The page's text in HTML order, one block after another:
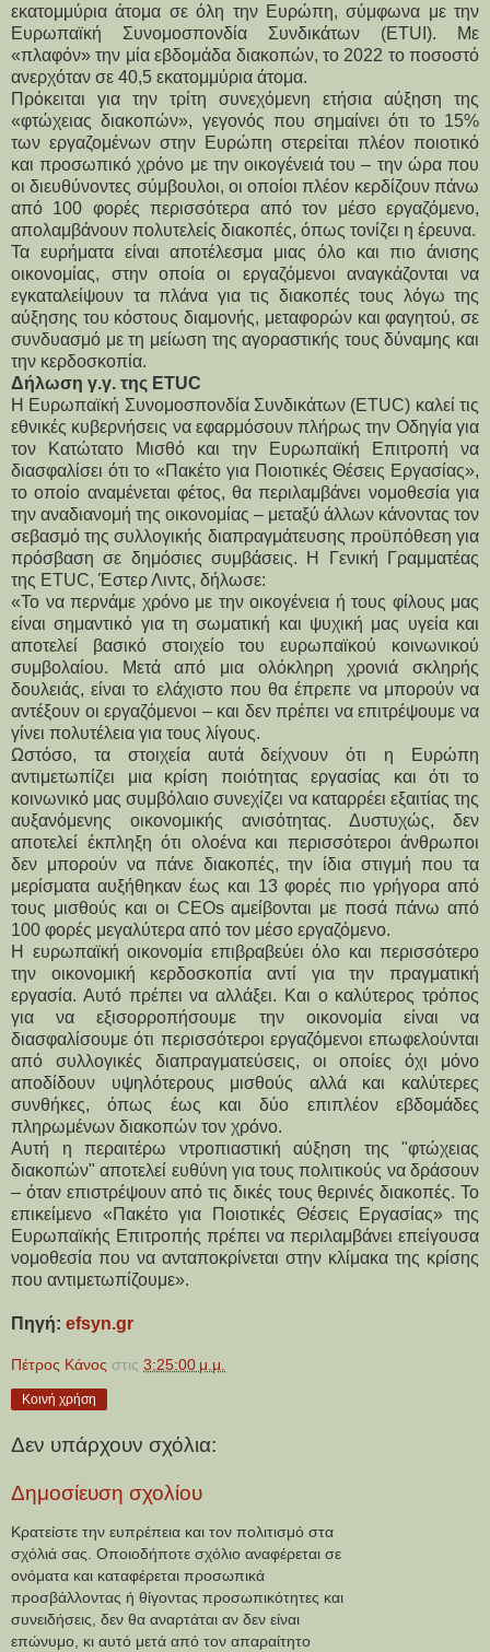
εκατομμύρια άτομα σε όλη την Ευρώπη, σύμφωνα με την
Ευρωπαϊκή Συνομοσπονδία Συνδικάτων (ETUI). Με
«πλαφόν» την μία εβδομάδα διακοπών, το 2022 το ποσοστό
ανερχόταν σε 40,5 εκατομμύρια άτομα.
Πρόκειται για την τρίτη συνεχόμενη ετήσια αύξηση της
«φτώχειας διακοπών», γεγονός που σημαίνει ότι το 15%
των εργαζομένων στην Ευρώπη στερείται πλέον ποιοτικό
και προσωπικό χρόνο με την οικογένειά του – την ώρα που
οι διευθύνοντες σύμβουλοι, οι οποίοι πλέον κερδίζουν πάνω
από 100 φορές περισσότερα από τον μέσο εργαζόμενο,
απολαμβάνουν πολυτελείς διακοπές, όπως τονίζει η έρευνα.
Τα ευρήματα είναι αποτέλεσμα μιας όλο και πιο άνισης
οικονομίας, στην οποία οι εργαζόμενοι αναγκάζονται να
εγκαταλείψουν τα πλάνα για τις διακοπές τους λόγω της
αύξησης του κόστους διαμονής, μεταφορών και φαγητού, σε
συνδυασμό με τη μείωση της αγοραστικής τους δύναμης και
την κερδοσκοπία.
Δήλωση γ.γ. της ETUC
Η Ευρωπαϊκή Συνομοσπονδία Συνδικάτων (ETUC) καλεί τις
εθνικές κυβερνήσεις να εφαρμόσουν πλήρως την Οδηγία για
τον Κατώτατο Μισθό και την Ευρωπαϊκή Επιτροπή να
διασφαλίσει ότι το «Πακέτο για Ποιοτικές Θέσεις Εργασίας»,
το οποίο αναμένεται φέτος, θα περιλαμβάνει νομοθεσία για
την αναδιανομή της οικονομίας – μεταξύ άλλων κάνοντας τον
σεβασμό της συλλογικής διαπραγμάτευσης προϋπόθεση για
πρόσβαση σε δημόσιες συμβάσεις. Η Γενική Γραμματέας
της ETUC, Έστερ Λιντς, δήλωσε:
«Το να περνάμε χρόνο με την οικογένεια ή τους φίλους μας
είναι σημαντικό για τη σωματική και ψυχική μας υγεία και
αποτελεί βασικό στοιχείο του ευρωπαϊκού κοινωνικού
συμβολαίου. Μετά από μια ολόκληρη χρονιά σκληρής
δουλειάς, είναι το ελάχιστο που θα έπρεπε να μπορούν να
αντέξουν οι εργαζόμενοι – και δεν πρέπει να επιτρέψουμε να
γίνει πολυτέλεια για τους λίγους.
Ωστόσο, τα στοιχεία αυτά δείχνουν ότι η Ευρώπη
αντιμετωπίζει μια κρίση ποιότητας εργασίας και ότι το
κοινωνικό μας συμβόλαιο συνεχίζει να καταρρέει εξαιτίας της
αυξανόμενης οικονομικής ανισότητας. Δυστυχώς, δεν
αποτελεί έκπληξη ότι ολοένα και περισσότεροι άνθρωποι
δεν μπορούν να πάνε διακοπές, την ίδια στιγμή που τα
μερίσματα αυξήθηκαν έως και 13 φορές πιο γρήγορα από
τους μισθούς και οι CEOs αμείβονται με ποσά πάνω από
100 φορές μεγαλύτερα από τον μέσο εργαζόμενο.
Η ευρωπαϊκή οικονομία επιβραβεύει όλο και περισσότερο
την οικονομική κερδοσκοπία αντί για την πραγματική
εργασία. Αυτό πρέπει να αλλάξει. Και ο καλύτερος τρόπος
για να εξισορροπήσουμε την οικονομία είναι να
διασφαλίσουμε ότι περισσότεροι εργαζόμενοι επωφελούνται
από συλλογικές διαπραγματεύσεις, οι οποίες όχι μόνο
αποδίδουν υψηλότερους μισθούς αλλά και καλύτερες
συνθήκες, όπως έως και δύο επιπλέον εβδομάδες
πληρωμένων διακοπών τον χρόνο.
Αυτή η περαιτέρω ντροπιαστική αύξηση της "φτώχειας
διακοπών" αποτελεί ευθύνη για τους πολιτικούς να δράσουν
– όταν επιστρέψουν από τις δικές τους θερινές διακοπές. Το
επικείμενο «Πακέτο για Ποιοτικές Θέσεις Εργασίας» της
Ευρωπαϊκής Επιτροπής πρέπει να περιλαμβάνει επείγουσα
νομοθεσία που να ανταποκρίνεται στην κλίμακα της κρίσης
που αντιμετωπίζουμε».
Πηγή: efsyn.gr
Πέτρος Κάνος στις 3:25:00 μ.μ.
Κοινή χρήση
Δεν υπάρχουν σχόλια:
Δημοσίευση σχολίου
Κρατείστε την ευπρέπεια και τον πολιτισμό στα
σχόλιά σας. Οποιοδήποτε σχόλιο αναφέρεται σε
ονόματα και καταφέρεται προσωπικά
προσβάλλοντας ή θίγοντας προσωπικότητες και
συνειδήσεις, δεν θα αναρτάται αν δεν είναι
επώνυμο, κι αυτό μετά από τον απαραίτητο